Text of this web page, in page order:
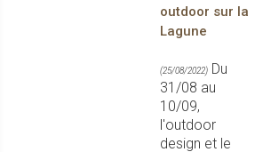
outdoor sur la
Lagune
(25/08/2022) Du
31/08 au
10/09,
l'outdoor
design et le